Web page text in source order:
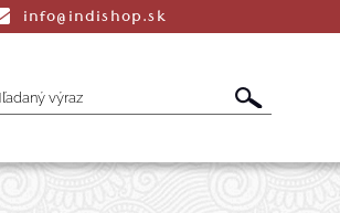
info@indishop.sk